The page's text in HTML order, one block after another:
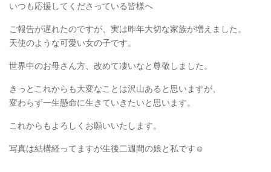
いつも応援してくださっている皆様へ
ご報告が遅れたのですが、実は昨年大切な家族が増えました。
天使のような可愛い女の子です。
世界中のお母さん方、改めて凄いなと尊敬しました。
きっとこれからも大変なことは沢山あると思いますが、
変わらず一生懸命に生きていきたいと思います。
これからもよろしくお願いいたします。
写真は結構経ってますが生後二週間の娘と私です☺️